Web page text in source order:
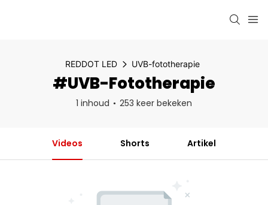
REDDOT LED UVB-fototherapie
#UVB-Fototherapie
1 inhoud 253 keer bekeken
Videos Shorts Artikel